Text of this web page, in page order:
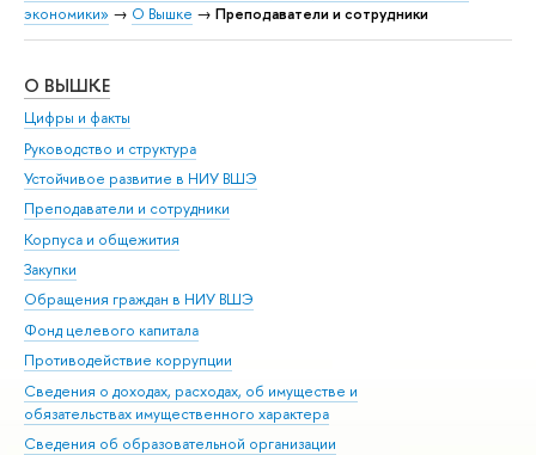
экономики» → О Вышке → Преподаватели и сотрудники
О ВЫШКЕ
Цифры и факты
Руководство и структура
Устойчивое развитие в НИУ ВШЭ
Преподаватели и сотрудники
Корпуса и общежития
Закупки
Обращения граждан в НИУ ВШЭ
Фонд целевого капитала
Противодействие коррупции
Сведения о доходах, расходах, об имуществе и
обязательствах имущественного характера
Сведения об образовательной организации